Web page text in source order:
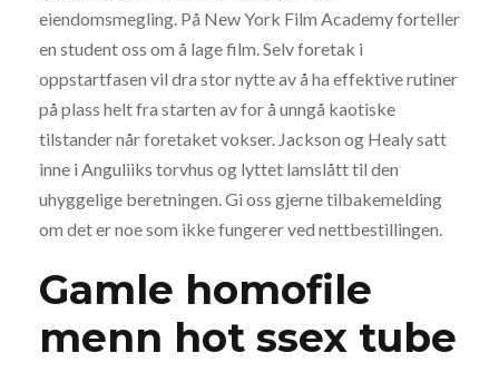
eiendomsmegling. På New York Film Academy forteller
en student oss om å lage film. Selv foretak i
oppstartfasen vil dra stor nytte av å ha effektive rutiner
på plass helt fra starten av for å unngå kaotiske
tilstander når foretaket vokser. Jackson og Healy satt
inne i Anguliiks torvhus og lyttet lamslått til den
uhyggelige beretningen. Gi oss gjerne tilbakemelding
om det er noe som ikke fungerer ved nettbestillingen.
Gamle homofile
menn hot ssex tube